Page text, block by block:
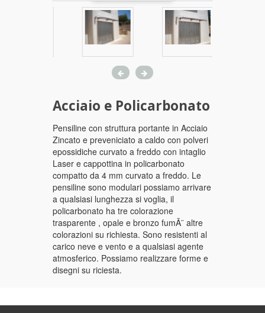
Acciaio e Policarbonato
Pensiline con struttura portante in Acciaio
Zincato e preveniciato a caldo con polveri
epossidiche curvato a freddo con intaglio
Laser e cappottina in policarbonato
compatto da 4 mm curvato a freddo. Le
pensiline sono modulari possiamo arrivare
a qualsiasi lunghezza si voglia, il
policarbonato ha tre colorazione
trasparente , opale e bronzo fumÃ¨ altre
colorazioni su richiesta. Sono resistenti al
carico neve e vento e a qualsiasi agente
atmosferico. Possiamo realizzare forme e
disegni su riciesta.